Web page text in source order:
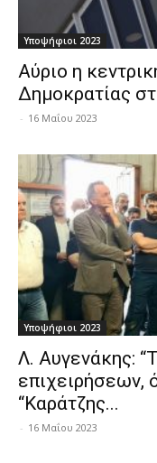
Υποψήφιοι 2023
Αύριο η
Δημοκρατίας
- 16 Μαΐου 2023
Υποψήφιοι 2023
Λ. Αυγενάκης:
επιχειρήσεων,
“Καράτζης...
- 16 Μαΐου 2023